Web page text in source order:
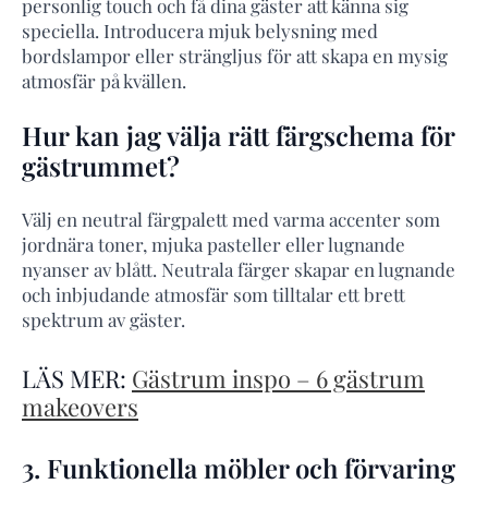
personlig touch och få dina gäster att känna sig
speciella. Introducera mjuk belysning med
bordslampor eller strängljus för att skapa en mysig
atmosfär på kvällen.
Hur kan jag välja rätt färgschema för
gästrummet?
Välj en neutral färgpalett med varma accenter som
jordnära toner, mjuka pasteller eller lugnande
nyanser av blått. Neutrala färger skapar en lugnande
och inbjudande atmosfär som tilltalar ett brett
spektrum av gäster.
LÄS MER: Gästrum inspo – 6 gästrum
makeovers
3. Funktionella möbler och förvaring